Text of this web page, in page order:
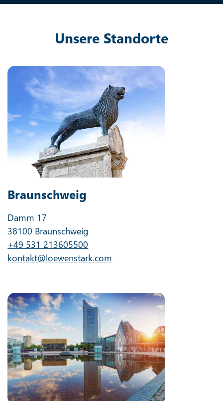
Unsere Standorte
Braunschweig
Damm 17
38100 Braunschweig
+49 531 213605500
kontakt@loewenstark.com